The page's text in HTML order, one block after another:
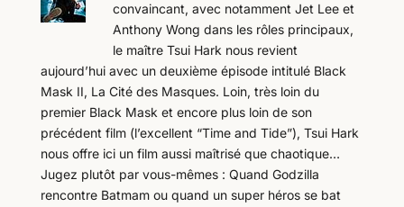
convaincant, avec notamment Jet Lee et
Anthony Wong dans les rôles principaux,
le maître Tsui Hark nous revient
aujourd’hui avec un deuxième épisode intitulé Black
Mask II, La Cité des Masques. Loin, très loin du
premier Black Mask et encore plus loin de son
précédent film (l’excellent “Time and Tide”), Tsui Hark
nous offre ici un film aussi maîtrisé que chaotique…
Jugez plutôt par vous-mêmes : Quand Godzilla
rencontre Batmam ou quand un super héros se bat